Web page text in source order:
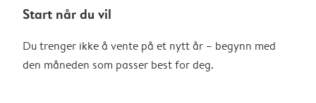
Start når du vil
Du trenger ikke å vente på et nytt år – begynn med
den måneden som passer best for deg.